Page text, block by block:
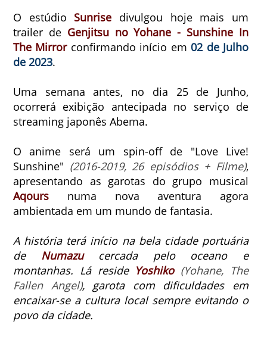
O estúdio Sunrise divulgou hoje mais um
trailer deGenjitsu no Yohane - Sunshine In
The Mirrorconfirmando início em 02 de Julho
de 2023.
Uma semana antes, no dia 25 de Junho,
ocorrerá exibição antecipada no serviço de
streaming japonês Abema.
O anime será um spin-off de "Love Live!
Sunshine" (2016-2019, 26 episódios + Filme),
apresentando as garotas do grupo musical
Aqours numa nova aventura agora
ambientada em um mundo de fantasia.
A história terá início na bela cidade portuária
de Numazucercada pelo oceano e
montanhas. Lá reside Yoshiko (Yohane, The
Fallen Angel), garota com dificuldades em
encaixar-se a cultura local sempre evitando o
povo da cidade.